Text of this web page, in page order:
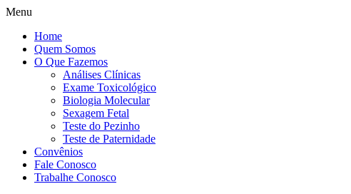
Menu
Home
Quem Somos
O Que Fazemos
Análises Clínicas
Exame Toxicológico
Biologia Molecular
Sexagem Fetal
Teste do Pezinho
Teste de Paternidade
Convênios
Fale Conosco
Trabalhe Conosco